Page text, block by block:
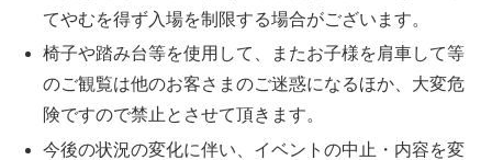
てやむを得ず入場を制限する場合がございます。
椅子や踏み台等を使用して、またお子様を肩車して等
のご観覧は他のお客さまのご迷惑になるほか、大変危
険ですので禁止とさせて頂きます。
今後の状況の変化に伴い、イベントの中止・内容を変